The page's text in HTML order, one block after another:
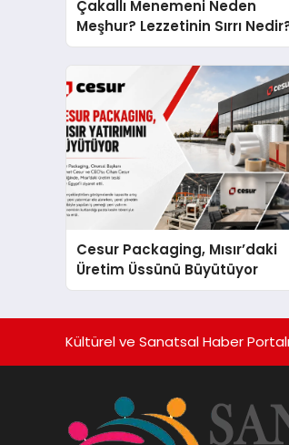
Çakallı Menemeni Neden
Meşhur? Lezzetinin Sırrı
Cesur Packaging, Mısır’daki
Üretim Üssünü Büyütüyor
Kültürel ve Sanatsal Haber Portalı